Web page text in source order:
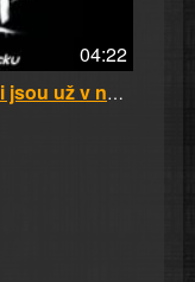
04:22
PSH feat. Hugo Toxxx - Všichni jsou už v něme...